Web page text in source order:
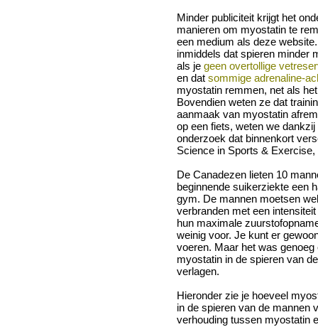
Minder publiciteit krijgt het
manieren om myostatin te
een medium als deze
inmiddels dat spieren minder
als je geen overtollige
en dat sommige adrenaline-
myostatin remmen, net als
Bovendien weten ze dat
aanmaak van myostatin
op een fiets, weten we
onderzoek dat binnenkort
Science in Sports & Exercise,
De Canadezen lieten 10
beginnende suikerziekte een
gym. De mannen moetsen
verbranden met een
hun maximale
weinig voor. Je kunt er
voeren. Maar het was
myostatin in de spieren van
verlagen.
Hieronder zie je hoeveel
in de spieren van de mannen
verhouding tussen myostatin